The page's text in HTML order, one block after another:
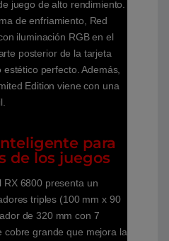
juego de alto rendimiento.
de enfriamiento, Red
iluminación RGB en el
posterior de la tarjeta
perfecto. Además,
Edition viene con una
para
de los juegos
RX 6800 presenta un
triples (100 mm x 90
de 320 mm con 7
cobre grande que mejora la